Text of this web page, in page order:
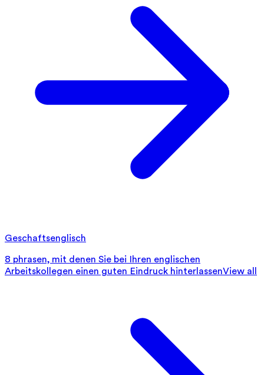
Geschaftsenglisch
8 phrasen, mit denen Sie bei Ihren englischen
Arbeitskollegen einen guten Eindruck hinterlassenView all